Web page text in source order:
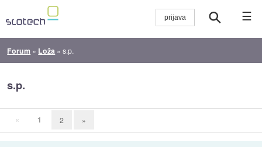
☰
Forum » Loža »s.p.
s.p.
« 1 2 »